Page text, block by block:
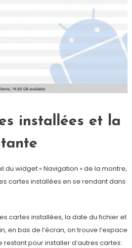
installées et la
du widget « Navigation » de la montre,
cartes installées en se rendant dans
cartes installées, la date du fichier et
en bas de l’écran, on trouve l’espace
pour installer d’autres cartes: